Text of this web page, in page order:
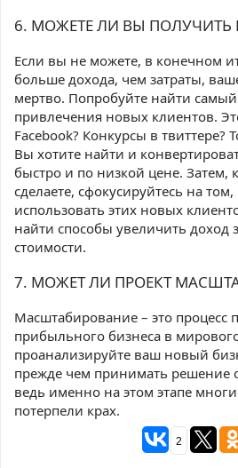
6. МОЖЕТЕ ЛИ ВЫ ПОЛУЧИТЬ
Если вы не можете, в конечном
больше дохода, чем затраты,
мертво. Попробуйте найти
привлечения новых клиентов.
Facebook? Конкурсы в твиттере?
Вы хотите найти и
быстро и по низкой цене. Затем,
сделаете, сфокусируйтесь на
использовать этих новых
найти способы увеличить доход
стоимости.
7. МОЖЕТ ЛИ ПРОЕКТ
Масштабирование – это процесс
прибыльного бизнеса в
проанализируйте ваш новый
прежде чем принимать решение
ведь именно на этом этапе
потерпели крах.
2